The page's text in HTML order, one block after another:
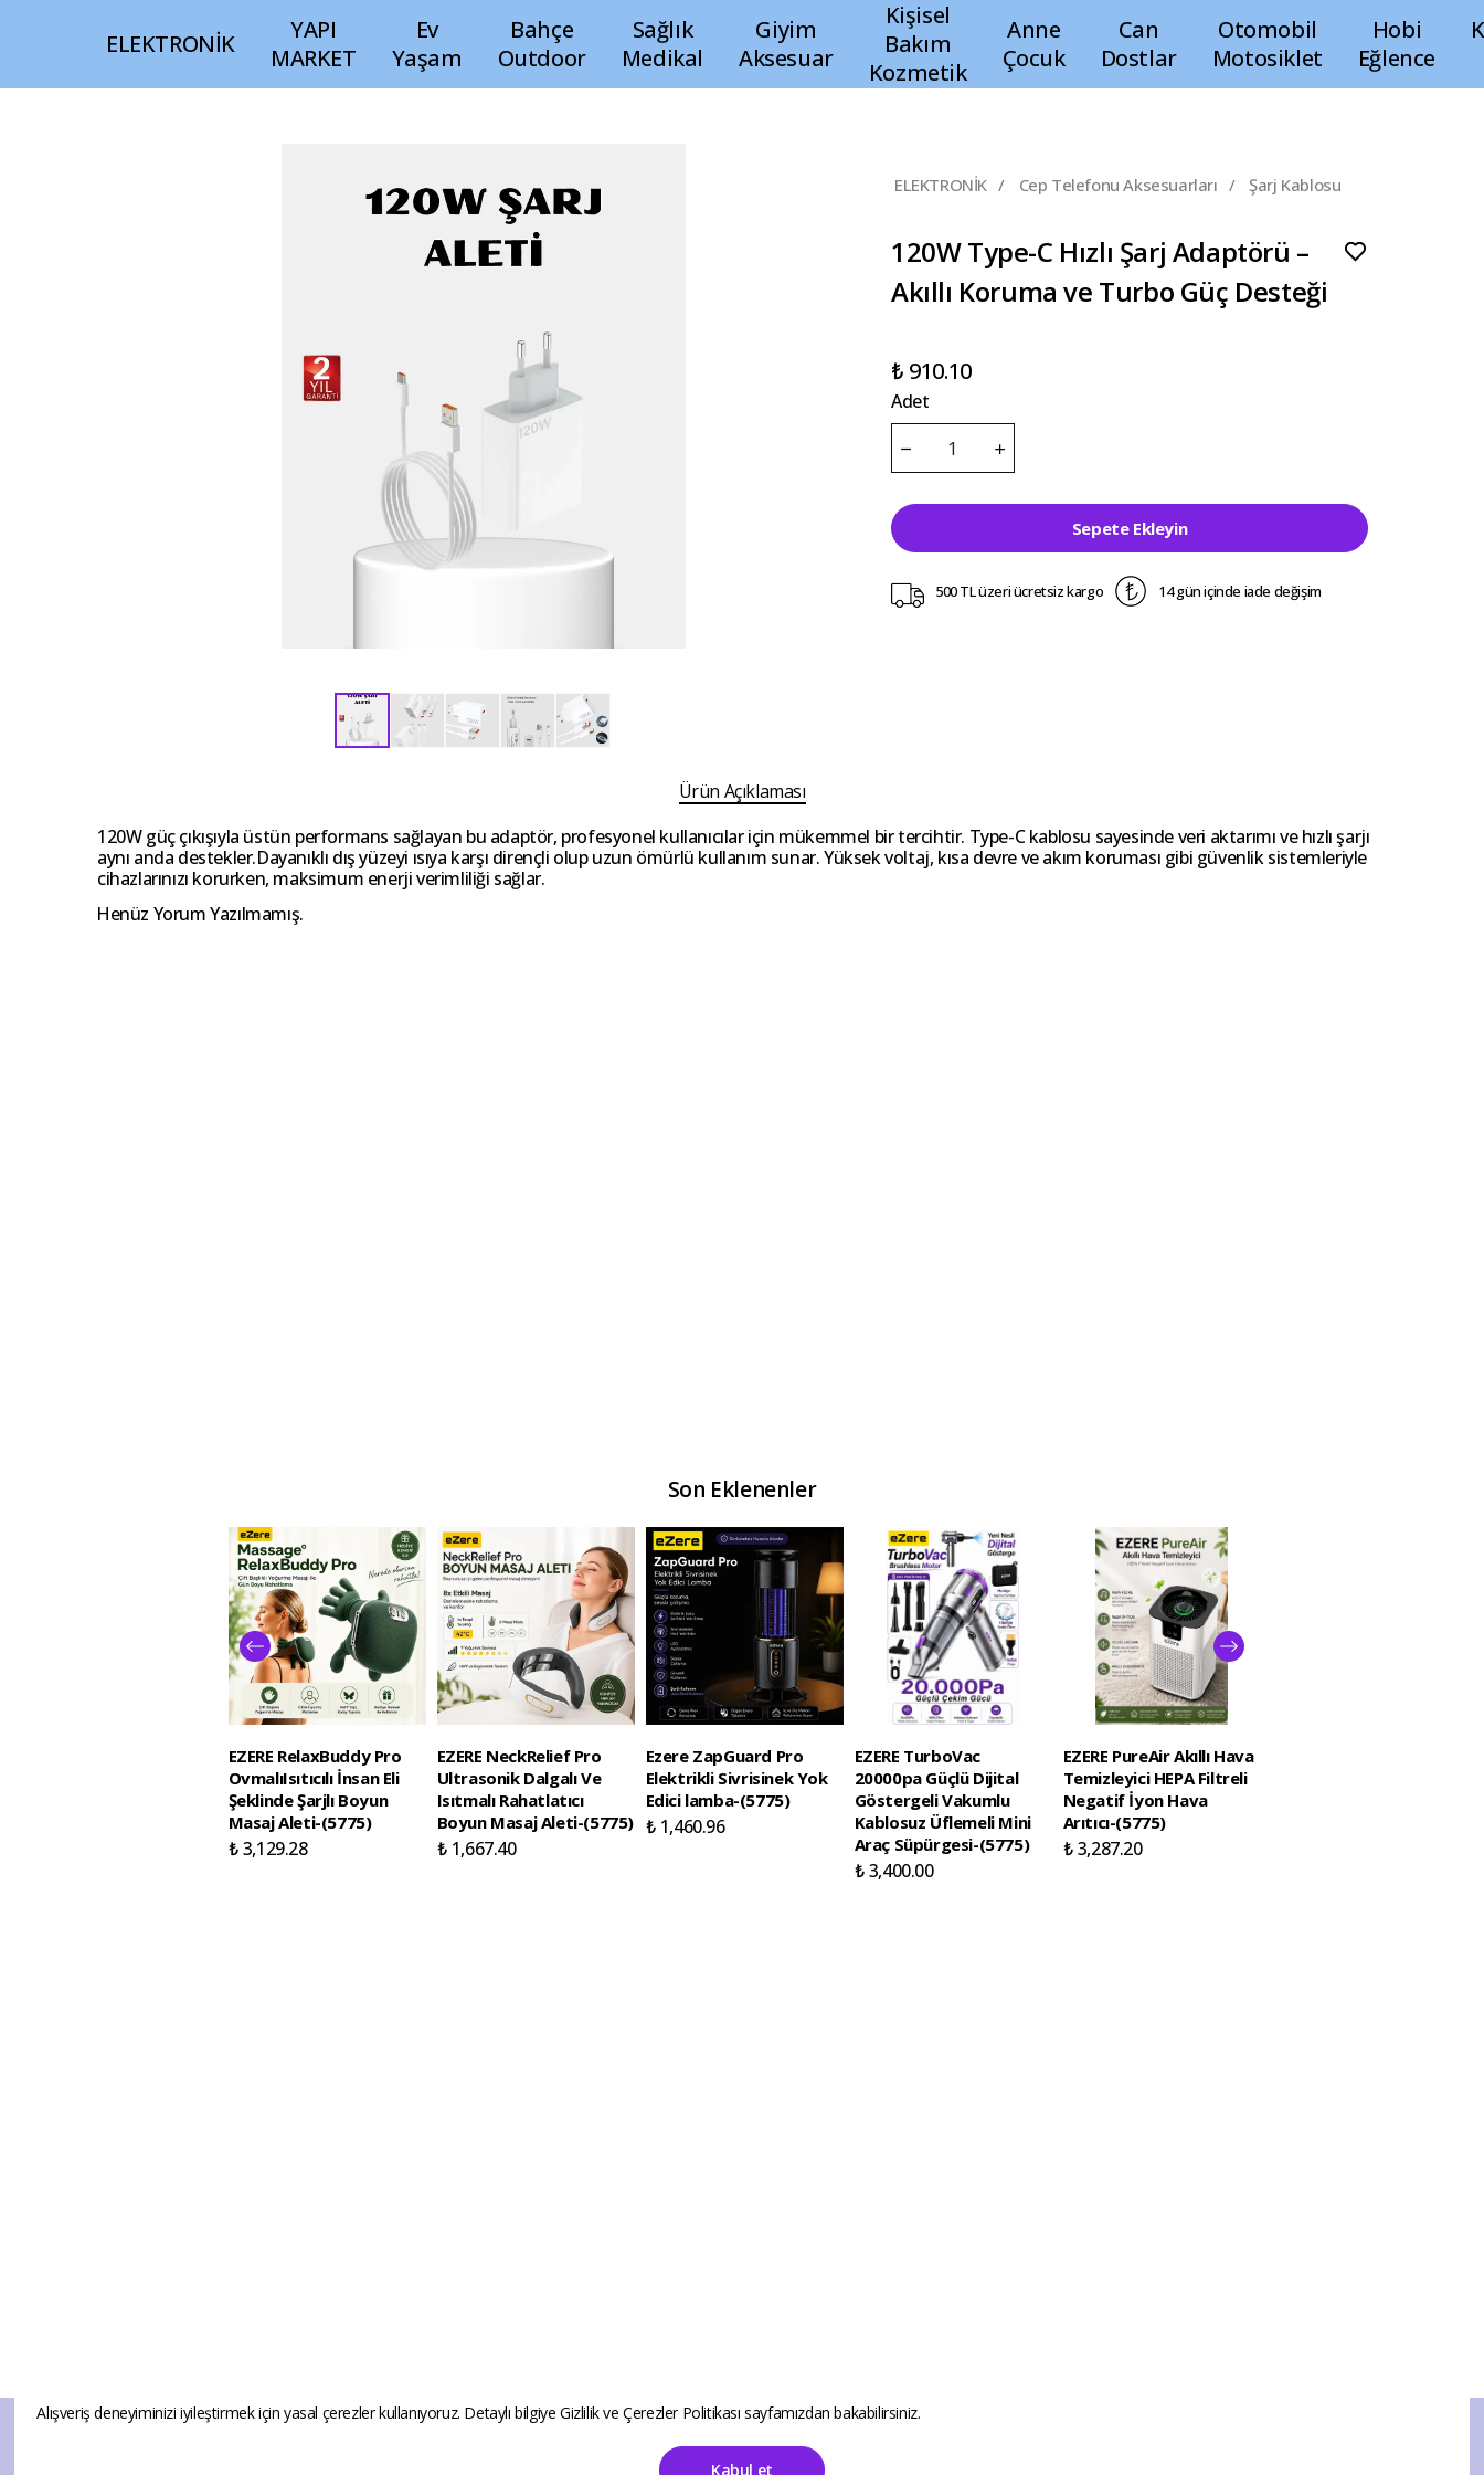
ELEKTRONİK
YAPI
MARKET
Ev
Yaşam
Bahçe
Outdoor
Sağlık
Medikal
Giyim
Aksesuar
Kişisel
Bakım
Kozmetik
Anne
Çocuk
Can
Dostlar
Otomobil
Motosiklet
Hobi
Eğlence
Alışveriş deneyiminizi iyileştirmek için yasal çerezler kullanıyoruz. Detaylı bilgiyeGizlilik ve Çerezler Politikasısayfamızdan bakabilirsiniz.
Kabul et
ELEKTRONİK / Cep Telefonu Aksesuarları / Şarj Kablosu
120W Type-C Hızlı Şarj Adaptörü –
Akıllı Koruma ve Turbo Güç Desteği
₺ 910.10
Adet
Sepete Ekleyin
500 TL üzeri ücretsiz kargo 14 gün içinde iade değişim
Ürün Açıklaması
120W güç çıkışıyla üstün performans sağlayan bu adaptör, profesyonel kullanıcılar için mükemmel bir tercihtir. Type-C kablosu sayesinde veri aktarımı ve hızlı şarjı
aynı anda destekler.Dayanıklı dış yüzeyi ısıya karşı dirençli olup uzun ömürlü kullanım sunar. Yüksek voltaj, kısa devre ve akım koruması gibi güvenlik sistemleriyle
cihazlarınızı korurken, maksimum enerji verimliliği sağlar.
Henüz Yorum Yazılmamış.
Son Eklenenler
EZERE RelaxBuddy Pro
OvmalıIsıtıcılı İnsan Eli
Şeklinde Şarjlı Boyun
Masaj Aleti-(5775)
₺ 3,129.28
EZERE NeckRelief Pro
Ultrasonik Dalgalı Ve
Isıtmalı Rahatlatıcı
Boyun Masaj Aleti-(5775)
₺ 1,667.40
Ezere ZapGuard Pro
Elektrikli Sivrisinek Yok
Edici lamba-(5775)
₺ 1,460.96
EZERE TurboVac
20000pa Güçlü Dijital
Göstergeli Vakumlu
Kablosuz Üflemeli Mini
Araç Süpürgesi-(5775)
₺ 3,400.00
EZERE PureAir Akıllı Hava
Temizleyici HEPA Filtreli
Negatif İyon Hava
Arıtıcı-(5775)
₺ 3,287.20
Destek